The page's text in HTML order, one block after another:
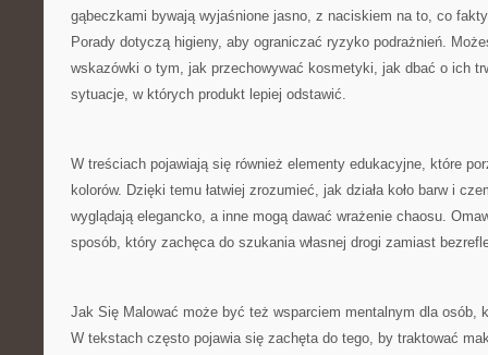
gąbeczkami bywają wyjaśnione jasno, z naciskiem na to, co
Porady dotyczą higieny, aby ograniczać ryzyko podrażnień.
wskazówki o tym, jak przechowywać kosmetyki, jak dbać o ich
sytuacje, w których produkt lepiej odstawić.
W treściach pojawiają się również elementy edukacyjne, które
kolorów. Dzięki temu łatwiej zrozumieć, jak działa koło barw i
wyglądają elegancko, a inne mogą dawać wrażenie chaosu.
sposób, który zachęca do szukania własnej drogi zamiast
Jak Się Malować może być też wsparciem mentalnym dla osób,
W tekstach często pojawia się zachęta do tego, by traktować